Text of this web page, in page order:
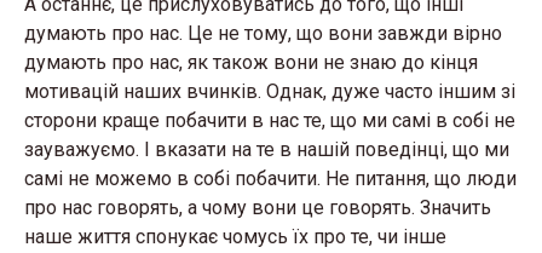
думають про нас. Це не тому, що вони завжди вірно
думають про нас, як також вони не знаю до кінця
мотивацій наших вчинків. Однак, дуже часто іншим зі
сторони краще побачити в нас те, що ми самі в собі не
зауважуємо. І вказати на те в нашій поведінці, що ми
самі не можемо в собі побачити. Не питання, що люди
про нас говорять, а чому вони це говорять. Значить
наше життя спонукає чомусь їх про те, чи інше